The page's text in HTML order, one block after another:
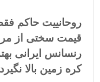
روحانییت حاکم
قیمت سختی از
رنسانس ایرانی
کره زمین بالا